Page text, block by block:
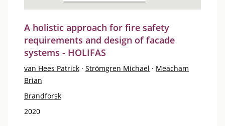
A holistic approach for fire safety
requirements and design of facade
systems - HOLIFAS
van Hees Patrick · Strömgren Michael · Meacham
Brian
Brandforsk
2020